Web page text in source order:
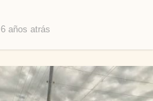
6 años atrás
o
s
a